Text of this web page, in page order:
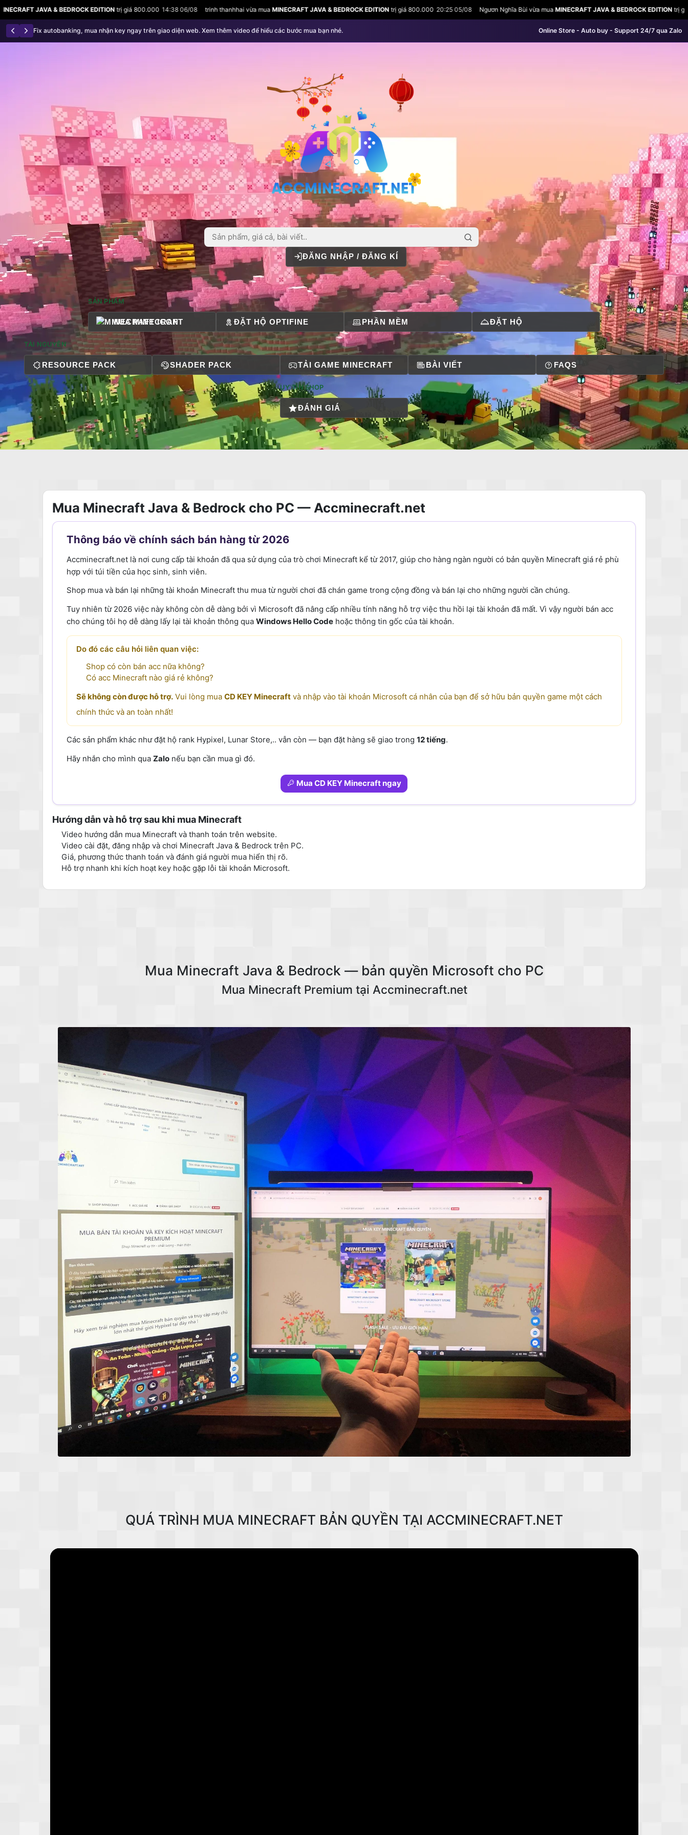
trị giá 800.000 14:38 06/08 trinh thanhhai vừa muaMINECRAFT JAVA & BEDROCK EDITIONtrị giá 800.000 20:25 05/08 Ngươn Nghĩa Bùi vừa muaMINECRAFT JAVA & BEDROCK EDITIONtrị giá 800.000 19:12 05/08 hoang
Từ 2026 shop ngừng bán acc Minecraft — vui lòng mua CD KEY và nhập vào tài khoản Microsoft của bạn Online Store - Auto buy - Support 24/7 qua Zalo
ĐĂNG NHẬP / ĐĂNG KÍ
SẢN PHẨM
MUA MINECRAFT ĐẶT HỘ OPTIFINE PHẦN MỀM ĐẶT HỘ
TÀI NGUYÊN
RESOURCE PACK SHADER PACK TẢI GAME MINECRAFT BÀI VIẾT FAQS
UY TÍN SHOP
ĐÁNH GIÁ
Mua Minecraft Java & Bedrock cho PC — Accminecraft.net
Thông báo về chính sách bán hàng từ 2026
Accminecraft.net là nơi cung cấp tài khoản đã qua sử dụng của trò chơi Minecraft kể từ 2017, giúp cho hàng ngàn người có bản quyền Minecraft giá rẻ phù
hợp với túi tiền của học sinh, sinh viên.
Shop mua và bán lại những tài khoản Minecraft thu mua từ người chơi đã chán game trong cộng đồng và bán lại cho những người cần chúng.
Tuy nhiên từ 2026 việc này không còn dễ dàng bởi vì Microsoft đã nâng cấp nhiều tính năng hỗ trợ việc thu hồi lại tài khoản đã mất. Vì vậy người bán acc
cho chúng tôi họ dễ dàng lấy lại tài khoản thông qua Windows Hello Codehoặc thông tin gốc của tài khoản.
Do đó các câu hỏi liên quan việc:
Shop có còn bán acc nữa không?
Có acc Minecraft nào giá rẻ không?
Sẽ không còn được hỗ trợ. Vui lòng muaCD KEY Minecraft và nhập vào tài khoản Microsoft cá nhân của bạn để sở hữu bản quyền game một cách
chính thức và an toàn nhất!
Các sản phẩm khác như đặt hộ rank Hypixel, Lunar Store,.. vẫn còn — bạn đặt hàng sẽ giao trong 12 tiếng.
Hãy nhắn cho mình qua Zalonếu bạn cần mua gì đó.
Mua CD KEY Minecraft ngay
Hướng dẫn và hỗ trợ sau khi mua Minecraft
Video hướng dẫn mua Minecraft và thanh toán trên website.
Video cài đặt, đăng nhập và chơi Minecraft Java & Bedrock trên PC.
Giá, phương thức thanh toán và đánh giá người mua hiển thị rõ.
Hỗ trợ nhanh khi kích hoạt key hoặc gặp lỗi tài khoản Microsoft.
Mua Minecraft Java & Bedrock — bản quyền Microsoft cho PC
Mua Minecraft Premium tại Accminecraft.net
QUÁ TRÌNH MUA MINECRAFT BẢN QUYỀN TẠI ACCMINECRAFT.NET